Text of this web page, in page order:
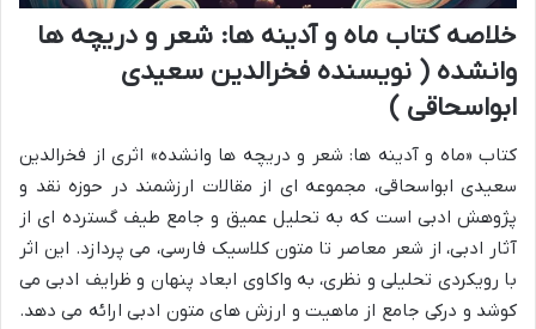
خلاصه کتاب ماه و آدینه ها: شعر و دریچه ها
وانشده ( نویسنده فخرالدین سعیدی
ابواسحاقی )
کتاب «ماه و آدینه ها: شعر و دریچه ها وانشده» اثری از فخرالدین
سعیدی ابواسحاقی، مجموعه ای از مقالات ارزشمند در حوزه نقد و
پژوهش ادبی است که به تحلیل عمیق و جامع طیف گسترده ای از
آثار ادبی، از شعر معاصر تا متون کلاسیک فارسی، می پردازد. این اثر
با رویکردی تحلیلی و نظری، به واکاوی ابعاد پنهان و ظرایف ادبی می
کوشد و درکی جامع از ماهیت و ارزش های متون ادبی ارائه می دهد.